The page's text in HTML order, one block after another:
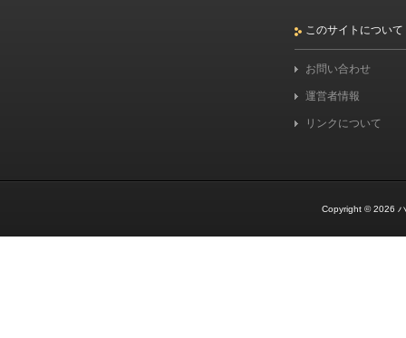
このサイトについて
お問い合わせ
運営者情報
リンクについて
Copyright © 2026